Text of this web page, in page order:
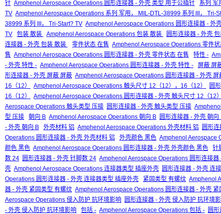
针 Amphenol Aerospace Operations 圆形连接器 - 外壳 类型 用于公插针
系列 军
TV Amphenol Aerospace Operations 系列 军用， MIL-DTL-38999 系列 III， Tri-
38999 系列 III， Tri-Start? TV Amphenol Aerospace Operations 圆形连接器 - 外
TV
包装 散装 Amphenol Aerospace Operations 包装 散装
圆形连接器 - 外壳
连接器 - 外壳 包装 散装
零件状态 在售 Amphenol Aerospace Operations 零件
售 Amphenol Aerospace Operations 圆形连接器 - 外壳 零件状态 在售 特性 -
- 外壳 特性 - Amphenol Aerospace Operations 圆形连接器 - 外壳 特性 -
屏蔽 屏
形连接器 - 外壳 屏蔽 屏蔽 Amphenol Aerospace Operations 圆形连接器 - 外壳 屏
16（12）
Amphenol Aerospace Operations 触头尺寸 12（12），16（12）
圆
16（12）
Amphenol Aerospace Operations 圆形连接器 - 外壳 触头尺寸 12（12
Aerospace Operations 触头类型 压接 圆形连接器 - 外壳 触头类型 压接
型 压接
朝向 B Amphenol Aerospace Operations 朝向 B 圆形连接器 - 外壳 朝向
- 外壳 朝向 B
外壳材料 铝 Amphenol Aerospace Operations 外壳材料 铝
圆形
Operations 圆形连接器 - 外壳 外壳材料 铝
外壳颜色 黑色 Amphenol Aerospace
颜色 黑色 Amphenol Aerospace Operations 圆形连接器 - 外壳 外壳颜色 黑色
针
数 24 圆形连接器 - 外壳 针脚数 24 Amphenol Aerospace Operations 圆形连接器
壳 Amphenol Aerospace Operations 连接器类型 插座外壳 圆形连接器 - 外壳 连
Operations 圆形连接器 - 外壳 连接器类型 插座外壳
紧固类型 有螺纹 Amphenol
器 - 外壳 紧固类型 有螺纹 Amphenol Aerospace Operations 圆形连接器 - 外壳 紧
Aerospace Operations 侵入防护 抗环境影响
圆形连接器 - 外壳 侵入防护 抗环境
- 外壳 侵入防护 抗环境影响
包括 - Amphenol Aerospace Operations 包括 - 圆